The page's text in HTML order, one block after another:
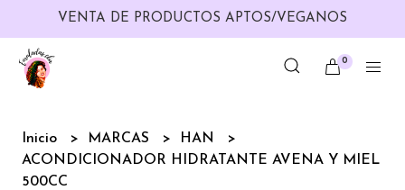
VENTA DE PRODUCTOS APTOS/VEGANOS
0
Inicio MARCAS
HAN
ACONDICIONADOR HIDRATANTE AVENA Y MIEL
500CC